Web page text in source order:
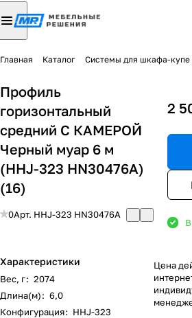
Главная Каталог Системы для шкафа-купе
Профиль
горизонтальный
средний С КАМЕРОЙ
Черный муар 6 м
(HHJ-323 HN30476A)
(16)
0Арт. HHJ-323 HN30476A
Характеристики
Вес, г: 2074
Длина(м): 6,0
Конфигурация: HHJ-323
2
Цена